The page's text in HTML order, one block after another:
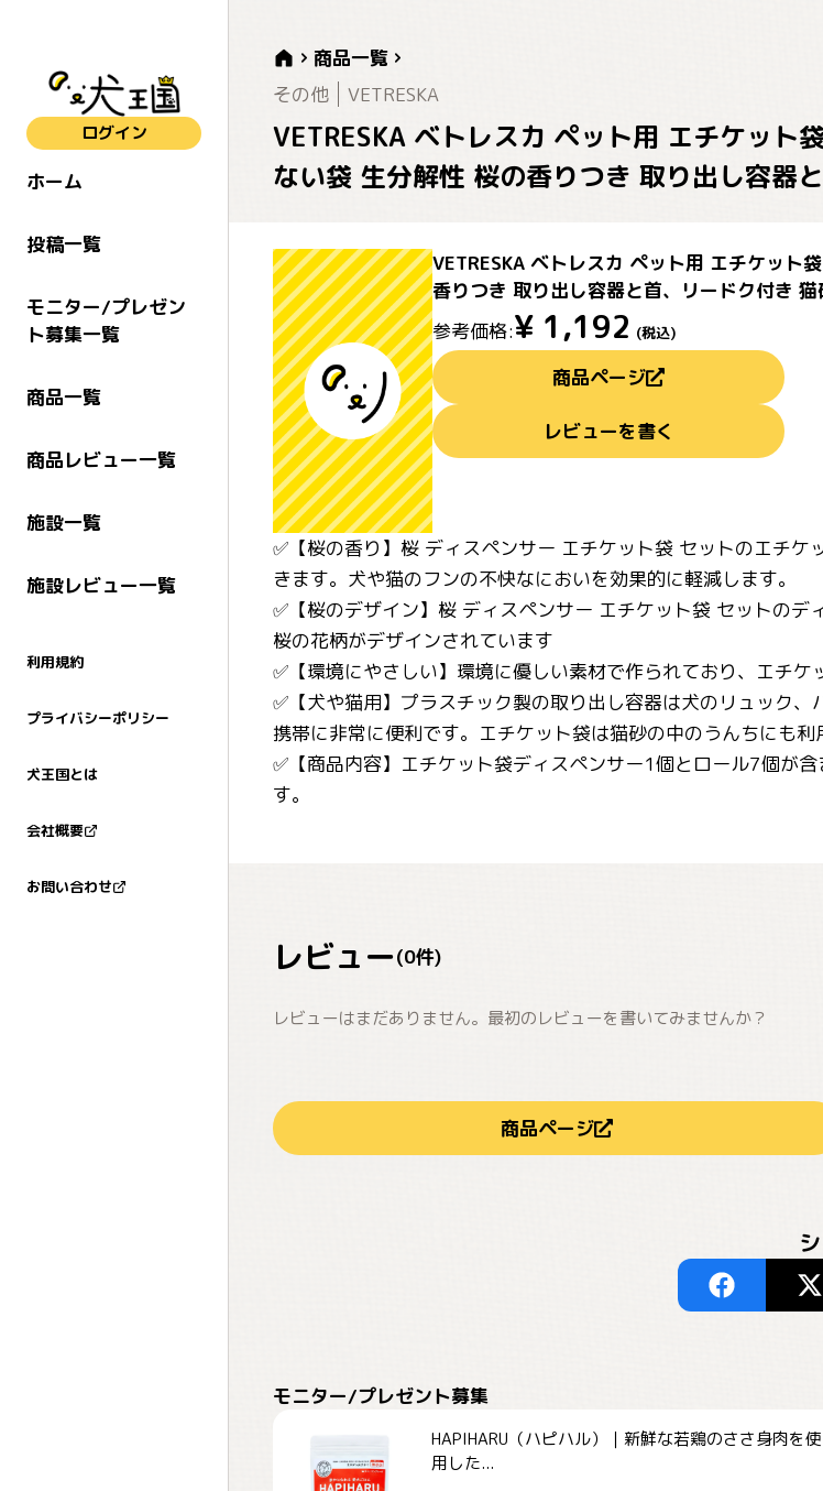
ログイン
ホーム
投稿一覧
モニター/プレゼン
ト募集一覧
商品一覧
商品レビュー一覧
施設一覧
施設レビュー一覧
利用規約
プライバシーポリシー
犬王国とは
会社概要
お問い合わせ
商品一覧
その他
VETRESKA
VETRESKA ベトレスカ ペット用 エチケット
ない袋 生分解性 桜の香りつき 取り出し容器
VETRESKA ベトレスカ ペット用 エチケット
香りつき 取り出し容器と首、リードク付き
参考価格:¥ 1,192 (税込)
商品ページ
レビューを書く
✅【桜の香り】桜 ディスペンサー エチケット袋 セットのエチ
きます。犬や猫のフンの不快なにおいを効果的に軽減します。
✅【桜のデザイン】桜 ディスペンサー エチケット袋 セットの
桜の花柄がデザインされています
✅【環境にやさしい】環境に優しい素材で作られており、エチケ
✅【犬や猫用】プラスチック製の取り出し容器は犬のリュック
携帯に非常に便利です。エチケット袋は猫砂の中のうんちにも利
✅【商品内容】エチケット袋ディスペンサー1個とロール7個が
す。
レビュー(0件)
レビューはまだありません。最初のレビューを書いてみませんか？
商品ページ
モニター/プレゼント募集
HAPIHARU（ハピハル）｜新鮮な若鶏のささ身肉を使
用した...